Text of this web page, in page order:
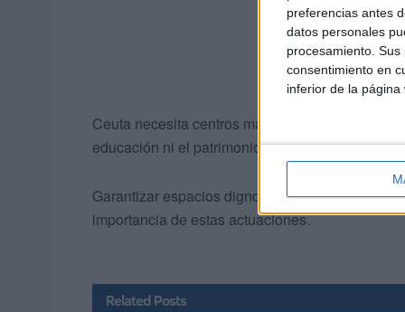
preferencias antes
datos personales
procesamiento.
consentimiento en
inferior de la página
Ceuta necesita centros más seguros,
educación ni el patrimonio común.
Garantizar espacios dignos y seguros para
importancia de estas actuaciones.
Related Posts